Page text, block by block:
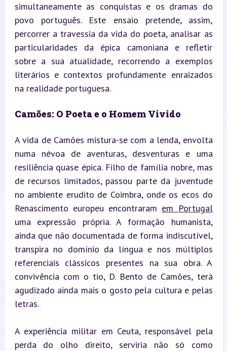
simultaneamente as conquistas e os dramas do
povo português. Este ensaio pretende, assim,
percorrer a travessia da vida do poeta, analisar as
particularidades da épica camoniana e refletir
sobre a sua atualidade, recorrendo a exemplos
literários e contextos profundamente enraizados
na realidade portuguesa.
Camões: O Poeta e o Homem Vivido
A vida de Camões mistura-se com a lenda, envolta
numa névoa de aventuras, desventuras e uma
resiliência quase épica. Filho de família nobre, mas
de recursos limitados, passou parte da juventude
no ambiente erudito de Coimbra, onde os ecos do
Renascimento europeu encontraram em Portugal
uma expressão própria. A formação humanista,
ainda que não documentada de forma indiscutível,
transpira no domínio da língua e nos múltiplos
referenciais clássicos presentes na sua obra. A
convivência com o tio, D. Bento de Camões, terá
agudizado ainda mais o gosto pela cultura e pelas
letras.
A experiência militar em Ceuta, responsável pela
perda do olho direito, serviria não só como